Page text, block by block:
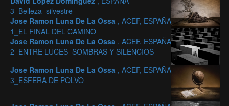
3_Belleza_silvestre
Jose Ramon Luna De La Ossa , ACEF, ESPAÑA
1_EL FINAL DEL CAMINO
Jose Ramon Luna De La Ossa , ACEF, ESPAÑA
2_ENTRE LUCES_SOMBRAS Y SILENCIOS
Jose Ramon Luna De La Ossa , ACEF, ESPAÑA
3_ESFERA DE POLVO